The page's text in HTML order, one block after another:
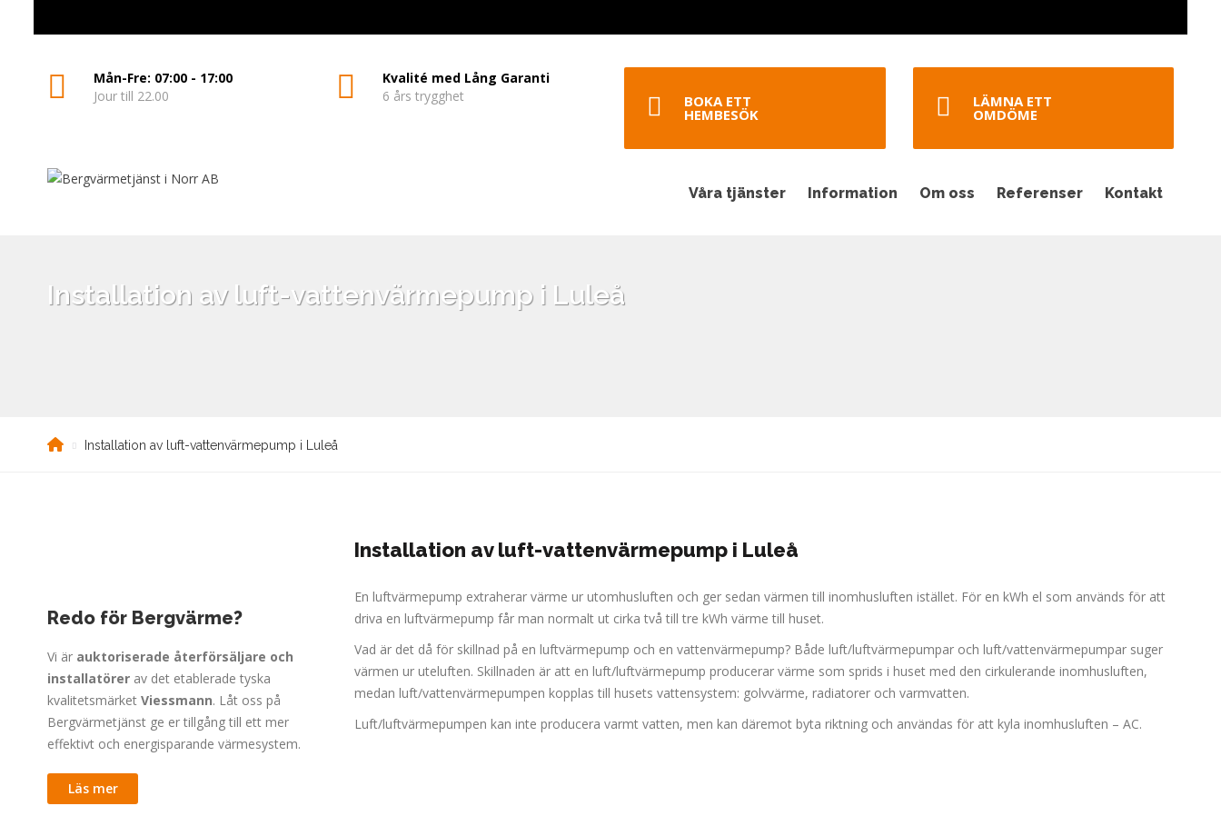
Mån-Fre: 07:00 - 17:00
Jour till 22.00
Kvalité med Lång Garanti
6 års trygghet
BOKA ETT
HEMBESÖK
LÄMNA ETT
OMDÖME
Våra tjänster Information Om oss Referenser Kontakt
Installation av luft-vattenvärmepump i Luleå
Installation av luft-vattenvärmepump i Luleå
Redo för Bergvärme?
Vi är auktoriserade återförsäljare och
installatörer av det etablerade tyska
kvalitetsmärket Viessmann. Låt oss på
Bergvärmetjänst ge er tillgång till ett mer
effektivt och energisparande värmesystem.
Läs mer
Installation av luft-vattenvärmepump i Luleå
En luftvärmepump extraherar värme ur utomhusluften och ger sedan värmen till inomhusluften istället. För en kWh el som används för att
driva en luftvärmepump får man normalt ut cirka två till tre kWh värme till huset.
Vad är det då för skillnad på en luftvärmepump och en vattenvärmepump? Både luft/luftvärmepumpar och luft/vattenvärmepumpar suger
värmen ur uteluften. Skillnaden är att en luft/luftvärmepump producerar värme som sprids i huset med den cirkulerande inomhusluften,
medan luft/vattenvärmepumpen kopplas till husets vattensystem: golvvärme, radiatorer och varmvatten.
Luft/luftvärmepumpen kan inte producera varmt vatten, men kan däremot byta riktning och användas för att kyla inomhusluften – AC.